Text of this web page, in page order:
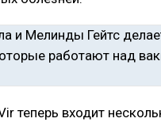
теперь входит